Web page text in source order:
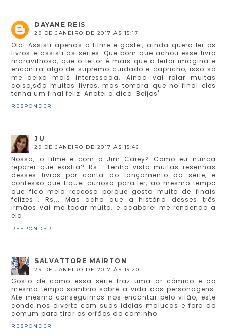
DAYANE REIS
29 DE JANEIRO DE 2017 ÀS 15:17
Olá! Assisti apenas o filme e gostei, ainda quero ler os
livros e assisti as séries. Que bom que achou esse livro
maravilhoso, que o leitor é mais que o leitor imagina e
encontra algo de supremo cuidado e capricho, isso só
me deixa mais interessada. Ainda vai rolar muitas
coisa,são muitos livros, mas tomara que no final eles
tenha um final feliz. Anotei a dica. Beijos'
RESPONDER
JU
29 DE JANEIRO DE 2017 ÀS 15:46
Nossa, o filme é com o Jim Carey? Como eu nunca
reparei que existia? Rs... Tenho visto muitas resenhas
desses livros por conta do lançamento da série, e
confesso que fiquei curiosa para ler, ao mesmo tempo
que fico meio receosa porque gosto muito de finais
felizes... Rs... Mas acho que a história desses três
irmãos vai me tocar muito, e acabarei me rendendo a
ela.
RESPONDER
SALVATTORE MAIRTON
29 DE JANEIRO DE 2017 ÀS 19:20
Gosto de como essa série traz uma ar cômico e ao
mesmo tempo sombrio sobre a vida dos personagens.
Ate mesmo conseguimos nos encantar pelo vilão, este
conde nos diverte com suas ideias malucas e fora do
comum para tirar os orfãos do caminho.
RESPONDER